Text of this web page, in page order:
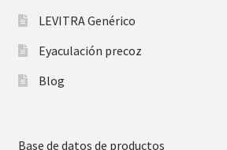
LEVITRA Genérico
Eyaculación precoz
Blog
Base de datos de productos